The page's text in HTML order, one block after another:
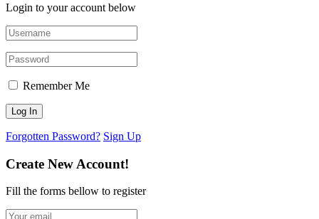
Login to your account below
Remember Me
Forgotten Password? Sign Up
Create New Account!
Fill the forms bellow to register